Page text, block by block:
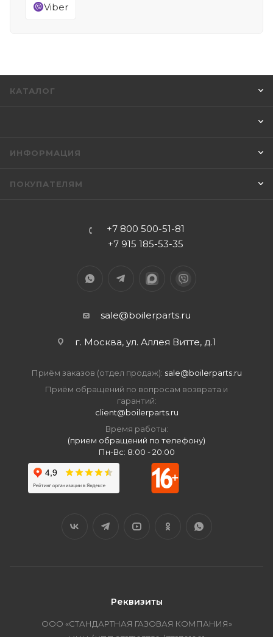
Viber
КАТАЛОГ
ИНФОРМАЦИЯ
ПОКУПАТЕЛЯМ
+7 800 500-51-81
+7 915 185-53-35
sale@boilerparts.ru
г. Москва, ул. Аллея Витте, д.1
Приём заказов (отдел продаж): sale@boilerparts.ru
Приём обращений по вопросам возврата и
гарантий:
client@boilerparts.ru
Время работы:
(прием обращений по телефону)
Пн-Вс: 8:00 - 20:00
Реквизиты
ООО «СТАНДАРТНАЯ ГАЗОВАЯ КОМПАНИЯ»